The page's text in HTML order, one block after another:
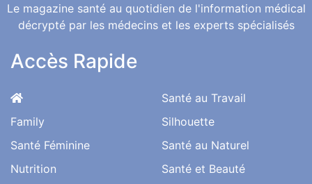
Le magazine santé au quotidien de l'information médical
décrypté par les médecins et les experts spécialisés
Accès Rapide
Family
Santé Féminine
Nutrition
Santé au Travail
Silhouette
Santé au Naturel
Santé et Beauté